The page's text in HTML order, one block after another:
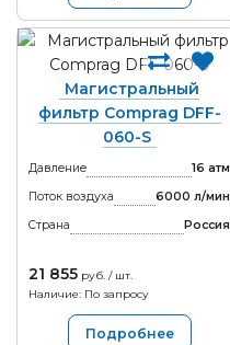
Магистральный
фильтр Comprag DFF-
060-S
Давление
16 атм
Поток воздуха
6000 л/мин
Страна
Россия
21 855 руб. / шт.
Наличие: По запросу
Подробнее